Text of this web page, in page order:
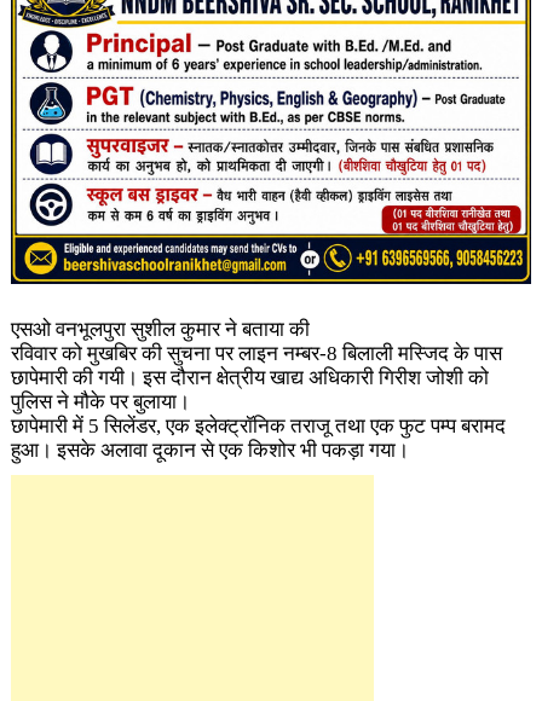
एसओ वनभूलपुरा सुशील कुमार ने बताया की
रविवार को मुखबिर की सुचना पर लाइन नम्बर-8 बिलाली मस्जिद के पास
छापेमारी की गयी। इस दौरान क्षेत्रीय खाद्य अधिकारी गिरीश जोशी को
पुलिस ने मौके पर बुलाया।
छापेमारी में 5 सिलेंडर, एक इलेक्ट्रॉनिक तराजू तथा एक फुट पम्प बरामद
हुआ। इसके अलावा दूकान से एक किशोर भी पकड़ा गया।